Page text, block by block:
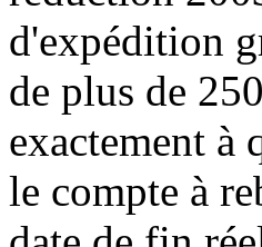
d'expédition
de plus de
exactement à
le compte à